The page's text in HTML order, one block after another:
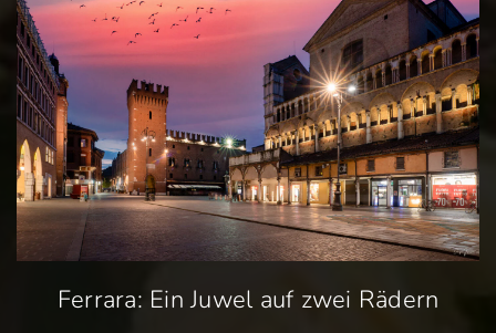
Ferrara: Ein Juwel auf zwei Rädern